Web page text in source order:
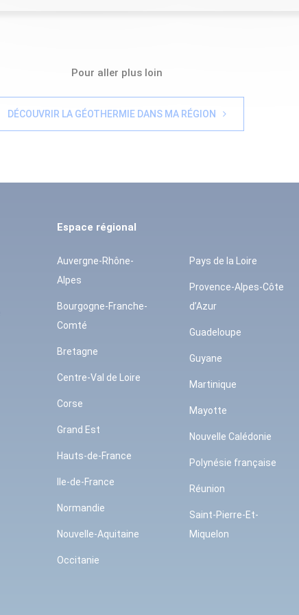
Pour aller plus loin
DÉCOUVRIR LA GÉOTHERMIE DANS MA RÉGION
Espace régional
Auvergne-Rhône-
Alpes
Bourgogne-Franche-
Comté
Bretagne
Centre-Val de Loire
Corse
Grand Est
Hauts-de-France
Ile-de-France
Normandie
Nouvelle-Aquitaine
Occitanie
Pays de la Loire
Provence-Alpes-Côte
d’Azur
Guadeloupe
Guyane
Martinique
Mayotte
Nouvelle Calédonie
Polynésie française
Réunion
Saint-Pierre-Et-
Miquelon